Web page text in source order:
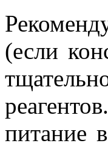
(если
питание